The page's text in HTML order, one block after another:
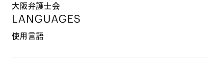
大阪弁護士会
LANGUAGES
使用言語